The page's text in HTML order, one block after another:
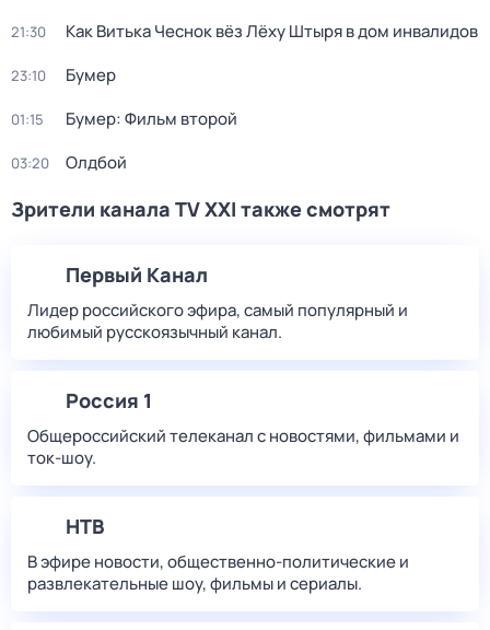
21:30 Как Витька Чеснок вёз Лёху Штыря в дом инвалидов
23:10 Бумер
01:15 Бумер: Фильм второй
03:20 Олдбой
Зрители канала TV XXI также смотрят
Первый Канал
Лидер российского эфира, самый популярный и
любимый русскоязычный канал.
Россия 1
Общероссийский телеканал с новостями, фильмами и
ток-шоу.
НТВ
В эфире новости, общественно-политические и
развлекательные шоу, фильмы и сериалы.